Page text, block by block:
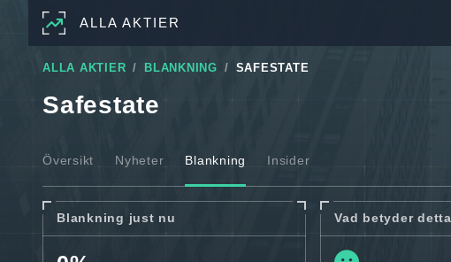
ALLA AKTIER
ALLA AKTIER BLANKNING SAFESTATE
Safestate
Översikt Nyheter Blankning Insider
Blankning just nu Vad betyder